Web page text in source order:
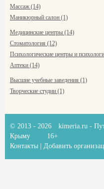
Массаж (14)
Маникюрный салон (1)
Медицинские центры (14)
Стоматология (12)
Психологические центры и
Аптеки (14)
Высшие учебные заведения (1)
Творческие студии (1)
© 2013 - 2026 kimeria.ru -
Крыму
16+
Контакты
Добавить